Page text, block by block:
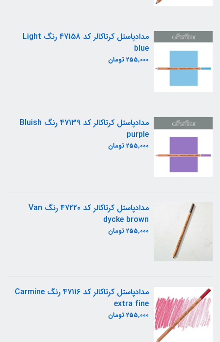
مدادپاستل کرتاکالر کد 47158 رنگ Light
blue
255,000 تومان
مدادپاستل کرتاکالر کد 47139 رنگ Bluish
purple
255,000 تومان
مدادپاستل کرتاکالر کد 47220 رنگ Van
dycke brown
255,000 تومان
مدادپاستل کرتاکالر کد 47116 رنگ Carmine
extra fine
255,000 تومان